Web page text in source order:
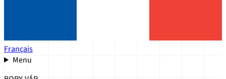
Français
Menu